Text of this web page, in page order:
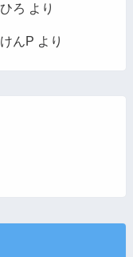
ひろ より
けんP より